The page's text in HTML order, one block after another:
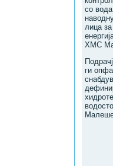
со
лица
ХМС
ги